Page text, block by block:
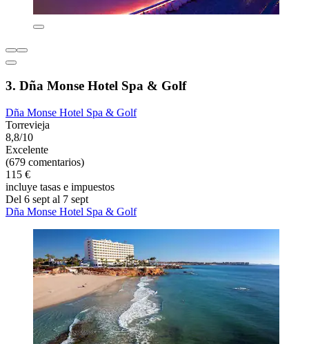
3. Dña Monse Hotel Spa & Golf
Dña Monse Hotel Spa & Golf
Torrevieja
8,8/10
Excelente
(679 comentarios)
115 €
incluye tasas e impuestos
Del 6 sept al 7 sept
Dña Monse Hotel Spa & Golf